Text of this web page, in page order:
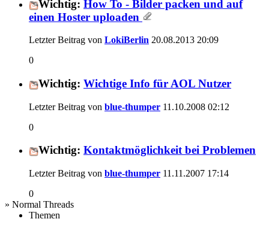
Wichtig: How To - Bilder packen und auf
einen Hoster uploaden
Letzter Beitrag von LokiBerlin 20.08.2013 20:09
0
Wichtig: Wichtige Info für AOL Nutzer
Letzter Beitrag von blue-thumper 11.10.2008 02:12
0
Wichtig: Kontaktmöglichkeit bei Problemen
Letzter Beitrag von blue-thumper 11.11.2007 17:14
0
» Normal Threads
Themen